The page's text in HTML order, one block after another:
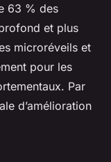
63 % des
et plus
microréveils et
pour les
Par
d’amélioration